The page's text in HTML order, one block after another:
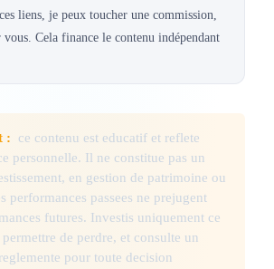
liens, je peux toucher une commission,
vous. Cela finance le contenu indépendant
:
ce contenu est educatif et reflete
personnelle. Il ne constitue pas un
en gestion de patrimoine ou
performances passees ne prejugent
futures. Investis uniquement ce
de perdre, et consulte un
pour toute decision